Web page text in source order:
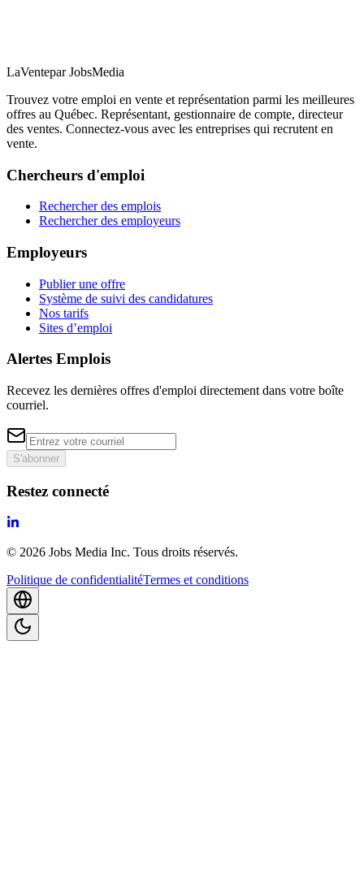
LaVentepar JobsMedia
Trouvez votre emploi en vente et représentation parmi les meilleures
offres au Québec. Représentant, gestionnaire de compte, directeur
des ventes. Connectez-vous avec les entreprises qui recrutent en
vente.
Chercheurs d'emploi
Rechercher des emplois
Rechercher des employeurs
Employeurs
Publier une offre
Système de suivi des candidatures
Nos tarifs
Sites d’emploi
Alertes Emplois
Recevez les dernières offres d'emploi directement dans votre boîte
courriel.
S'abonner
Restez connecté
© 2026 Jobs Media Inc. Tous droits réservés.
Politique de confidentialitéTermes et conditions